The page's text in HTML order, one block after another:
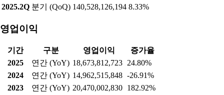
2025.2Q 분기 (QoQ) 140,528,126,194 8.33%
영업이익
기간 구분 영업이익
증가율
2025
연간 (YoY) 18,673,812,723 24.80%
2024
연간 (YoY) 14,962,515,848 -26.91%
2023
연간 (YoY) 20,470,002,830 182.92%